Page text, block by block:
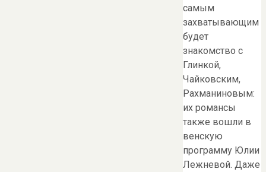
самым
захватывающим
будет
знакомство с
Глинкой,
Чайковским,
Рахманиновым:
их романсы
также вошли в
венскую
программу Юлии
Лежневой. Даже